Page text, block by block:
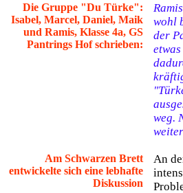
Die Gruppe "Du Türke":
Isabel, Marcel, Daniel, Maik
und Ramis, Klasse 4a, GS
Pantrings Hof schrieben:
wohl
der
weg.
Am Schwarzen Brett
entwickelte sich eine lebhafte
Diskussion
An